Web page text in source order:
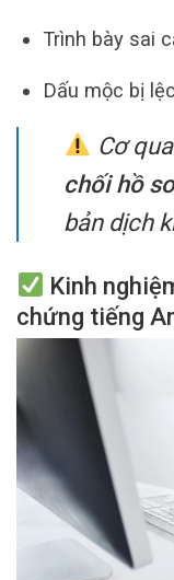
Trình bày sai
Dấu mộc bị
Cơ
chối hồ
bản dịch
Kinh
chứng tiếng